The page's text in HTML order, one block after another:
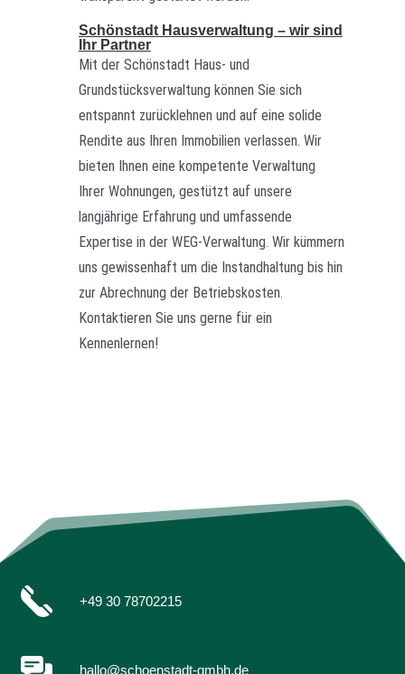
Schönstadt Hausverwaltung – wir sind
Ihr Partner
Mit der Schönstadt Haus- und
Grundstücksverwaltung können Sie sich
entspannt zurücklehnen und auf eine solide
Rendite aus Ihren Immobilien verlassen. Wir
bieten Ihnen eine kompetente Verwaltung
Ihrer Wohnungen, gestützt auf unsere
langjährige Erfahrung und umfassende
Expertise in der WEG-Verwaltung. Wir kümmern
uns gewissenhaft um die Instandhaltung bis hin
zur Abrechnung der Betriebskosten.
Kontaktieren Sie uns gerne für ein
Kennenlernen!
+49 30 78702215
hallo@schoenstadt-gmbh.de